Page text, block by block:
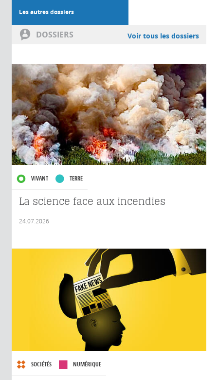
Les autres dossiers
DOSSIERS Voir tous les dossiers
VIVANT TERRE
La science face aux incendies
24.07.2026
SOCIÉTÉS NUMÉRIQUE